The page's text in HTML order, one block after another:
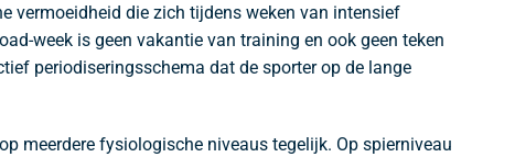
vermoeidheid die zich tijdens weken van intensief
week is geen vakantie van training en ook geen teken
periodiseringsschema dat de sporter op de lange
meerdere fysiologische niveaus tegelijk. Op spierniveau